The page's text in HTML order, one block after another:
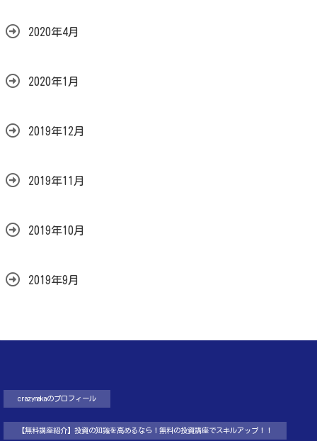
2020年4月
2020年1月
2019年12月
2019年11月
2019年10月
2019年9月
crazynakaのプロフィール
【無料講座紹介】投資の知識を高めるなら！無料の投資講座でスキルアップ！！